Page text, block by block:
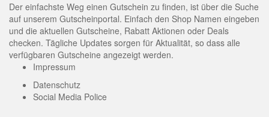
Der einfachste Weg einen Gutschein zu finden, ist über die Suche
auf unserem Gutscheinportal. Einfach den Shop Namen eingeben
und die aktuellen Gutscheine, Rabatt Aktionen oder Deals
checken. Tägliche Updates sorgen für Aktualität, so dass alle
verfügbaren Gutscheine angezeigt werden.
Impressum
Datenschutz
Social Media Police